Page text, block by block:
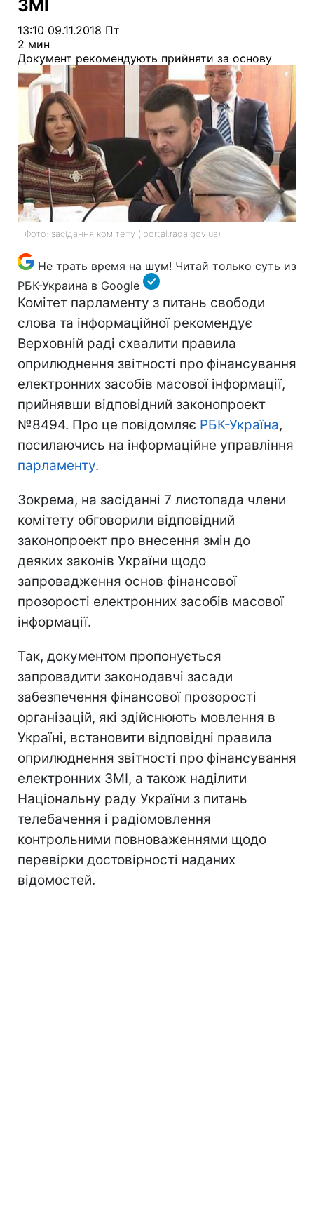
ЗМІ
13:10 09.11.2018 Пт
2 мин
Документ рекомендують прийняти за основу
Фото: засідання комітету (iportal.rada.gov.ua)
Не трать время на шум! Читай только суть из
РБК-Украина в Google
Комітет парламенту з питань свободи
слова та інформаційної рекомендує
Верховній раді схвалити правила
оприлюднення звітності про фінансування
електронних засобів масової інформації,
прийнявши відповідний законопроект
№8494. Про це повідомляє РБК-Україна,
посилаючись на інформаційне управління
парламенту.
Зокрема, на засіданні 7 листопада члени
комітету обговорили відповідний
законопроект про внесення змін до
деяких законів України щодо
запровадження основ фінансової
прозорості електронних засобів масової
інформації.
Так, документом пропонується
запровадити законодавчі засади
забезпечення фінансової прозорості
організацій, які здійснюють мовлення в
Україні, встановити відповідні правила
оприлюднення звітності про фінансування
електронних ЗМІ, а також наділити
Національну раду України з питань
телебачення і радіомовлення
контрольними повноваженнями щодо
перевірки достовірності наданих
відомостей.